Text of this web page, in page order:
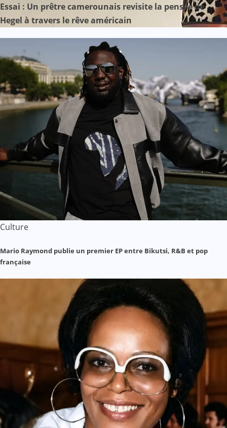
Essai : Un prêtre camerounais revisite la pensée de
Hegel à travers le rêve américain
Culture
Mario Raymond publie un premier EP entre Bikutsi, R&B et pop
française